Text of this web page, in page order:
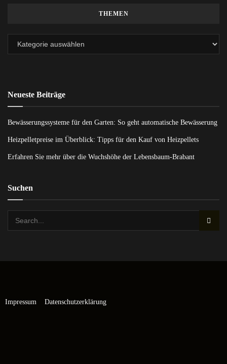
THEMEN
Neueste Beiträge
Bewässerungssysteme für den Garten: So geht automatische Bewässerung
Heizpelletpreise im Überblick: Tipps für den Kauf von Heizpellets
Erfahren Sie mehr über die Wuchshöhe der Lebensbaum-Brabant
Suchen
Impressum Datenschutzerklärung